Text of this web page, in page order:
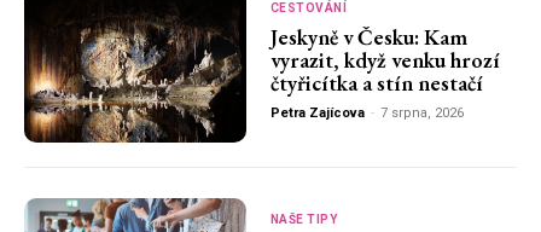
CESTOVÁNÍ
Jeskyně v Česku: Kam
vyrazit, když venku hrozí
čtyřicítka a stín nestačí
Petra Zajícova - 7 srpna, 2026
NAŠE TIPY